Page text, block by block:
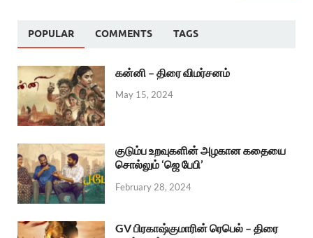
POPULAR COMMENTS TAGS
கன்னி – திரை விமர்சனம்
May 15, 2024
குடும்ப உறவுகளின் அழகான கதையை
சொல்லும் ‘ஜெ பேபி’
February 28, 2024
GV பிரகாஷ்குமாரின் ரெபெல் – திரை